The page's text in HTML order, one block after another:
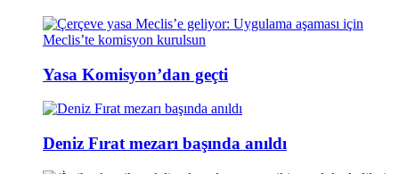
Yasa Komisyon’dan geçti
Deniz Fırat mezarı başında anıldı